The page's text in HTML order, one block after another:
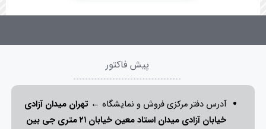
پیش فاکتور
آدرس دفتر مرکزی فروش و نمایشگاه ← تهران میدان آزادی
خیابان آزادی میدان استاد معین خیابان ۲۱ متری جی بین